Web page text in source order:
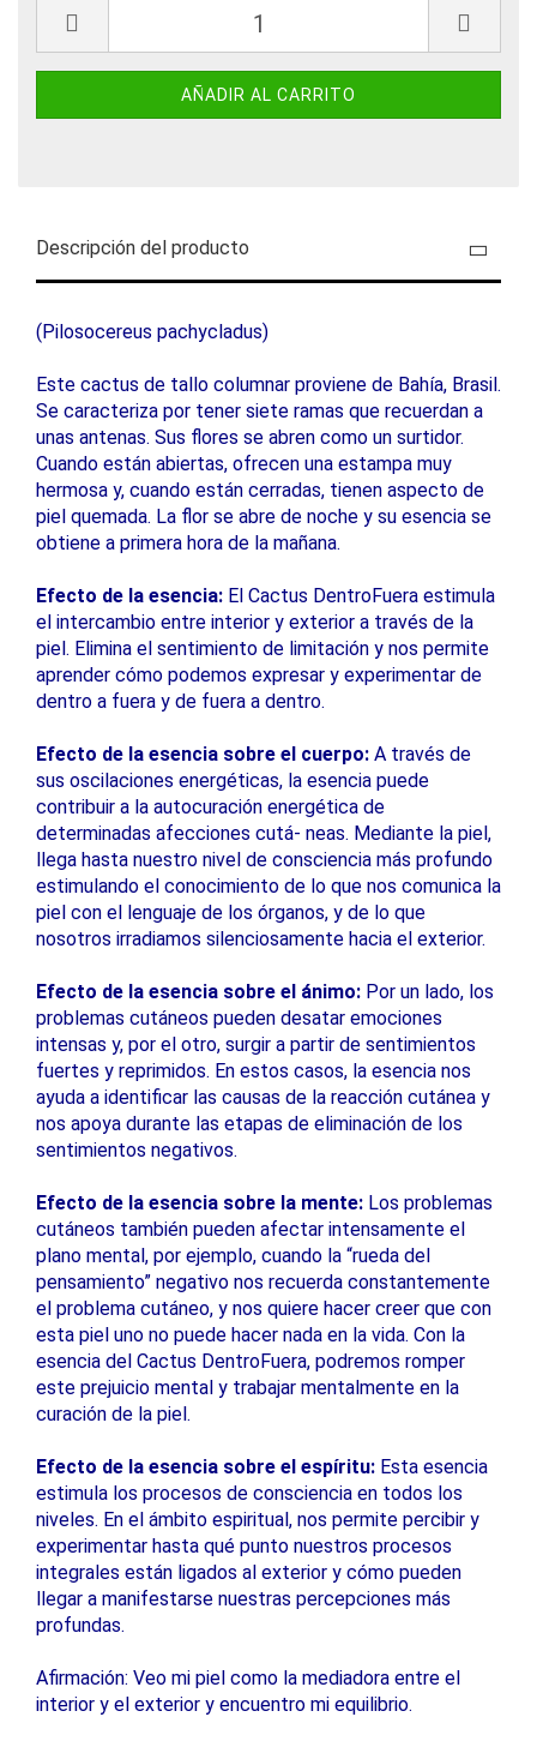
Descripción del producto
(Pilosocereus pachycladus)
Este cactus de tallo columnar proviene de Bahía, Brasil.
Se caracteriza por tener siete ramas que recuerdan a
unas antenas. Sus flores se abren como un surtidor.
Cuando están abiertas, ofrecen una estampa muy
hermosa y, cuando están cerradas, tienen aspecto de
piel quemada. La flor se abre de noche y su esencia se
obtiene a primera hora de la mañana.
Efecto de la esencia: El Cactus DentroFuera estimula
el intercambio entre interior y exterior a través de la
piel. Elimina el sentimiento de limitación y nos permite
aprender cómo podemos expresar y experimentar de
dentro a fuera y de fuera a dentro.
Efecto de la esencia sobre el cuerpo: A través de
sus oscilaciones energéticas, la esencia puede
contribuir a la autocuración energética de
determinadas afecciones cutá- neas. Mediante la piel,
llega hasta nuestro nivel de consciencia más profundo
estimulando el conocimiento de lo que nos comunica la
piel con el lenguaje de los órganos, y de lo que
nosotros irradiamos silenciosamente hacia el exterior.
Efecto de la esencia sobre el ánimo: Por un lado, los
problemas cutáneos pueden desatar emociones
intensas y, por el otro, surgir a partir de sentimientos
fuertes y reprimidos. En estos casos, la esencia nos
ayuda a identificar las causas de la reacción cutánea y
nos apoya durante las etapas de eliminación de los
sentimientos negativos.
Efecto de la esencia sobre la mente: Los problemas
cutáneos también pueden afectar intensamente el
plano mental, por ejemplo, cuando la “rueda del
pensamiento” negativo nos recuerda constantemente
el problema cutáneo, y nos quiere hacer creer que con
esta piel uno no puede hacer nada en la vida. Con la
esencia del Cactus DentroFuera, podremos romper
este prejuicio mental y trabajar mentalmente en la
curación de la piel.
Efecto de la esencia sobre el espíritu: Esta esencia
estimula los procesos de consciencia en todos los
niveles. En el ámbito espiritual, nos permite percibir y
experimentar hasta qué punto nuestros procesos
integrales están ligados al exterior y cómo pueden
llegar a manifestarse nuestras percepciones más
profundas.
Afirmación: Veo mi piel como la mediadora entre el
interior y el exterior y encuentro mi equilibrio.